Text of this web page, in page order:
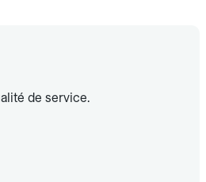
de service.